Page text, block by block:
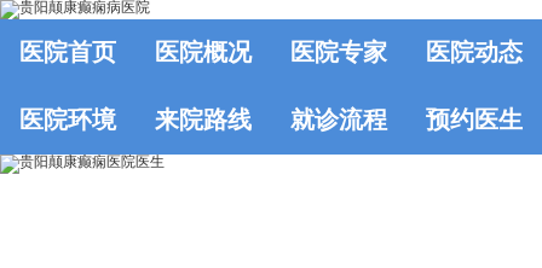
医院首页 医院概况 医院专家 医院动态
医院环境 来院路线 就诊流程 预约医生